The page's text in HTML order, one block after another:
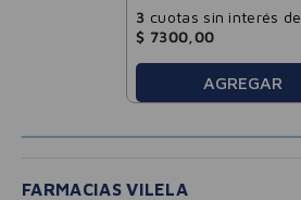
3 cuotas sin interés de
$ 7300 00
AGREGAR
FARMACIAS VILELA